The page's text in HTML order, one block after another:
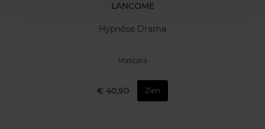
LANCOME
Hypnôse Drama
Mascara
€ 40,90 Zien